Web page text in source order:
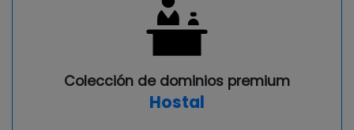
Colección de dominios premium
Hostal